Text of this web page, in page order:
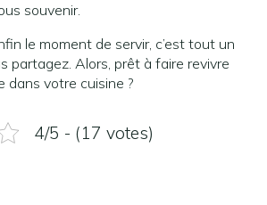
souvenir.
le moment de servir, c’est tout un
partagez. Alors, prêt à faire revivre
dans votre cuisine ?
4/5 - (17 votes)